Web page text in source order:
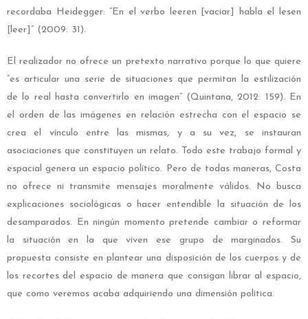
recordaba Heidegger: “En el verbo leeren [vaciar] habla el lesen
[leer]” (2009: 31).
El realizador no ofrece un pretexto narrativo porque lo que quiere
“es articular una serie de situaciones que permitan la estilización
de lo real hasta convertirlo en imagen” (Quintana, 2012: 159). En
el orden de las imágenes en relación estrecha con el espacio se
crea el vínculo entre las mismas, y a su vez, se instauran
asociaciones que constituyen un relato. Todo este trabajo formal y
espacial genera un espacio político. Pero de todas maneras, Costa
no ofrece ni transmite mensajes moralmente válidos. No busca
explicaciones sociológicas o hacer entendible la situación de los
desamparados. En ningún momento pretende cambiar o reformar
la situación en la que viven ese grupo de marginados. Su
propuesta consiste en plantear una disposición de los cuerpos y de
los recortes del espacio de manera que consigan librar al espacio,
que como veremos acaba adquiriendo una dimensión política.